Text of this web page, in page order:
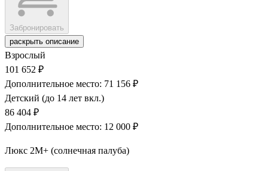
Забронировать
раскрыть описание
Взрослый
101 652 ₽
Дополнительное место: 71 156 ₽
Детский (до 14 лет вкл.)
86 404 ₽
Дополнительное место: 12 000 ₽
Люкс 2М+ (солнечная палуба)